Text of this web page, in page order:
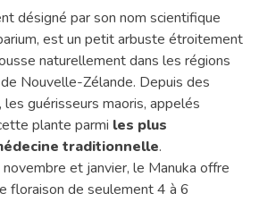
désigné par son nom scientifique
est un petit arbuste étroitement
naturellement dans les régions
Nouvelle-Zélande. Depuis des
guérisseurs maoris, appelés
plante parmi les plus
traditionnelle.
et janvier, le Manuka offre
floraison de seulement 4 à 6